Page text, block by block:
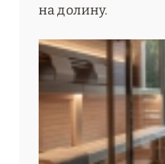
на долину.